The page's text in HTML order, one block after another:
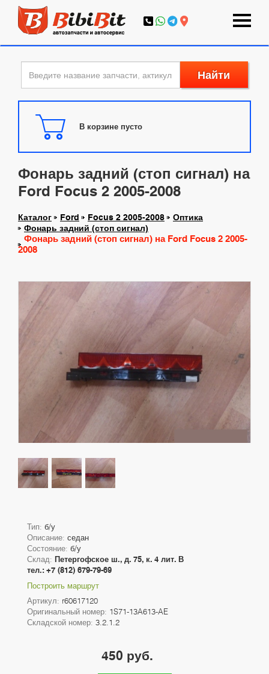
Найти
В корзине пусто
Фонарь задний (стоп сигнал) на
Ford Focus 2 2005-2008
Каталог Ford Focus 2 2005-2008
Оптика
Фонарь задний (стоп сигнал)
Фонарь задний (стоп сигнал) на Ford Focus 2 2005-
2008
Тип: б/у
Описание: седан
Состояние: б/у
Склад: Петергофское ш., д. 75, к. 4 лит. В
тел.: +7 (812) 679-79-69
Построить маршрут
Артикул: r60617120
Оригинальный номер: 1S71-13A613-AE
Складской номер: 3.2.1.2
450 руб.